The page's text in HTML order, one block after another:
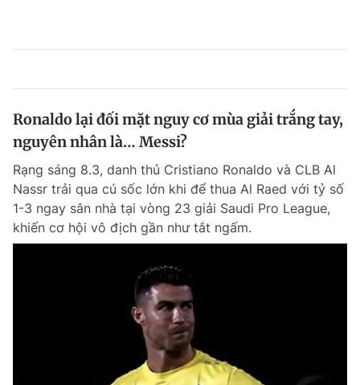
Ronaldo lại đối mặt nguy cơ mùa giải trắng tay,
nguyên nhân là… Messi?
Rạng sáng 8.3, danh thủ Cristiano Ronaldo và CLB Al
Nassr trải qua cú sốc lớn khi để thua Al Raed với tỷ số
1-3 ngay sân nhà tại vòng 23 giải Saudi Pro League,
khiến cơ hội vô địch gần như tắt ngấm.